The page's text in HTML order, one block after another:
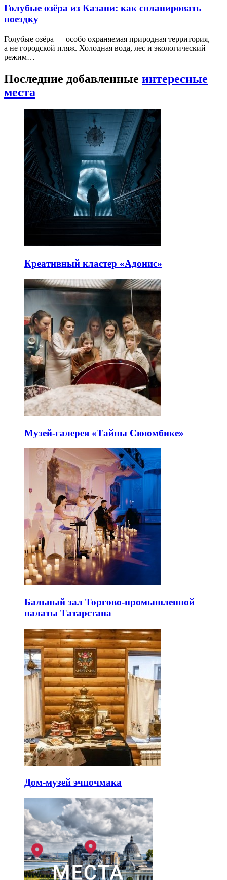
Голубые озёра из Казани: как спланировать
поездку
Голубые озёра — особо охраняемая природная территория,
а не городской пляж. Холодная вода, лес и экологический
режим…
Последние добавленные интересные
места
Креативный кластер «Адонис»
Музей-галерея «Тайны Сююмбике»
Бальный зал Торгово-промышленной
палаты Татарстана
Дом-музей эчпочмака